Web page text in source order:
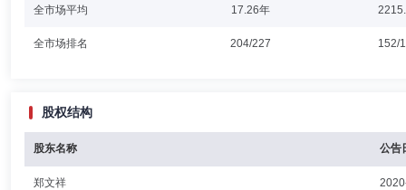
全市场平均 17.26年
全市场排名 204/227 152/
股权结构
股东名称 公告
郑文祥